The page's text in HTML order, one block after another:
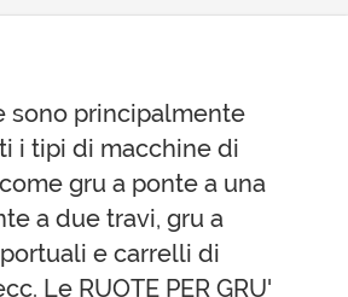
sono principalmente
i tipi di macchine di
gru a ponte a una
a due travi, gru a
e carrelli di
Le RUOTE PER GRU'